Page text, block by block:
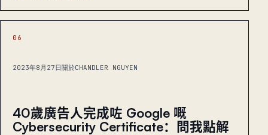
06
2023年8月27日關於CHANDLER NGUYEN
40歲廣告人完成咗 Google 嘅
Cybersecurity Certificate：問我點解